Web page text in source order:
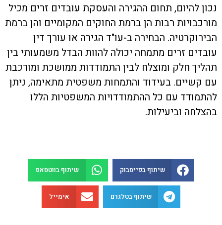
נכון להיום, תחום ההגירה והעסקת עובדים זרים מכיל
מורכבויות רבות הן ברמת החוקים המקומיים והן ברמת
הבירוקרטיה. הבחירה ב-עו"ד הגירה או עורך דין
עובדים זרים מתמחה יכולה להוות הבדל משמעותי בין
תהליך חלק ומוצלח לבין התמודדות ממושכת ומורכבת
עם קשיים. בעידוד והתמחות משפטית מתאימה, ניתן
להתמודד עם כל ההתמודדויות המשפטיות הללו
בהצלחה וביעילות.
שיתוף בפייסבוק שיתוף בווטסאפ
שיתוף בטלגרם אימייל